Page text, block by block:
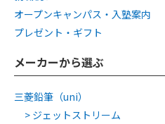
オープンキャンパス・入塾案内
プレゼント・ギフト
メーカーから選ぶ
三菱鉛筆（uni）
ジェットストリーム